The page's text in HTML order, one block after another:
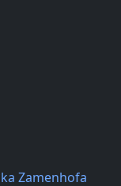
Zamenhofa